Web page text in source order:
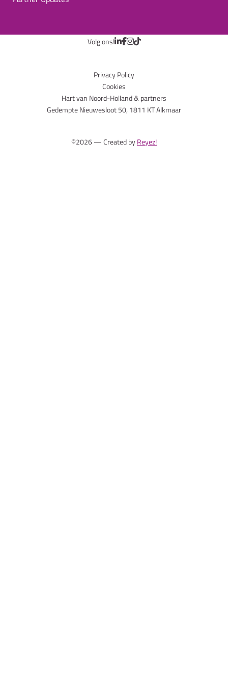
Volg ons!
Privacy Policy
Cookies
Hart van Noord-Holland & partners
Gedempte Nieuwesloot 50, 1811 KT Alkmaar
©2026 — Created byReyez!